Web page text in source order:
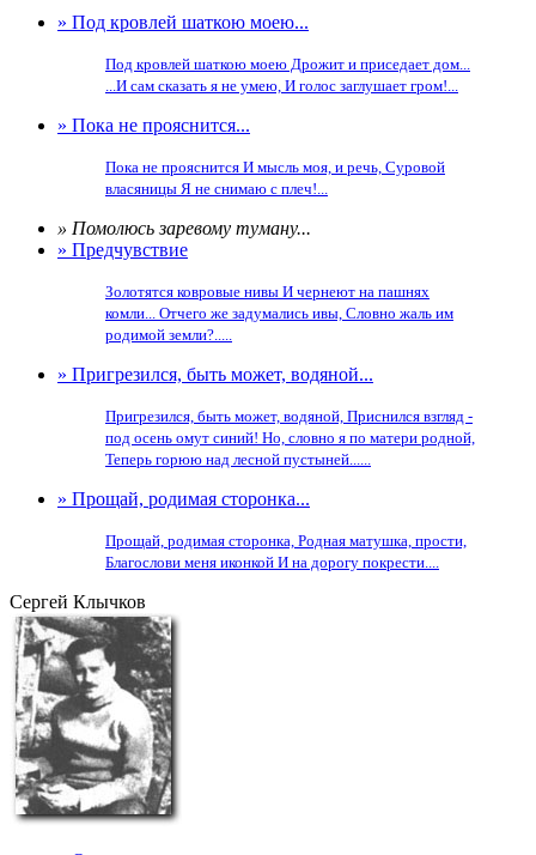
» Под кровлей шаткою моею...
Под кровлей шаткою моею Дрожит и приседает дом...
...И сам сказать я не умею, И голос заглушает гром!...
» Пока не прояснится...
Пока не прояснится И мысль моя, и речь, Суровой
власяницы Я не снимаю с плеч!...
» Помолюсь заревому туману...
» Предчувствие
Золотятся ковровые нивы И чернеют на пашнях
комли... Отчего же задумались ивы, Словно жаль им
родимой земли?.....
» Пригрезился, быть может, водяной...
Пригрезился, быть может, водяной, Приснился взгляд -
под осень омут синий! Но, словно я по матери родной,
Теперь горюю над лесной пустыней......
» Прощай, родимая сторонка...
Прощай, родимая сторонка, Родная матушка, прости,
Благослови меня иконкой И на дорогу покрести....
Сергей Клычков